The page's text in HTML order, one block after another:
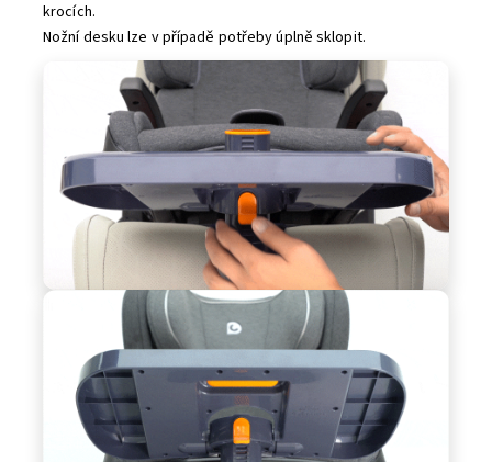
krocích.
Nožní desku lze v případě potřeby úplně sklopit.